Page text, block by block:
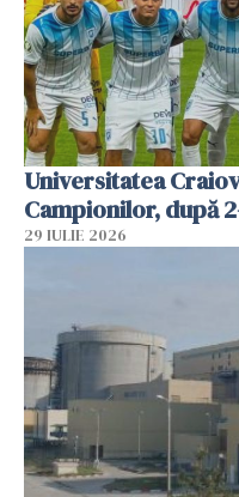
Universitatea
Campionilor, după
29 IULIE 2026